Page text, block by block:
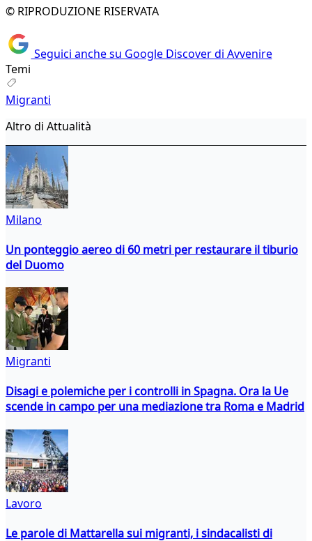
© RIPRODUZIONE RISERVATA
Seguici anche su Google Discover di Avvenire
Temi
Migranti
Altro di Attualità
Milano
Un ponteggio aereo di 60 metri per restaurare il tiburio
del Duomo
Migranti
Disagi e polemiche per i controlli in Spagna. Ora la Ue
scende in campo per una mediazione tra Roma e Madrid
Lavoro
Le parole di Mattarella sui migranti, i sindacalisti di